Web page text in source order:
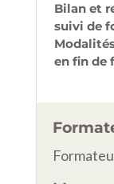
Bilan et
suivi de
en fin de